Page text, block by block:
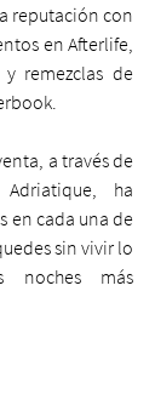
reputación con
en Afterlife,
remezclas de
a través de
ha
en cada una de
sin vivir lo
más